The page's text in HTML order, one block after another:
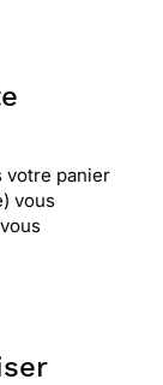
votre panier
vous